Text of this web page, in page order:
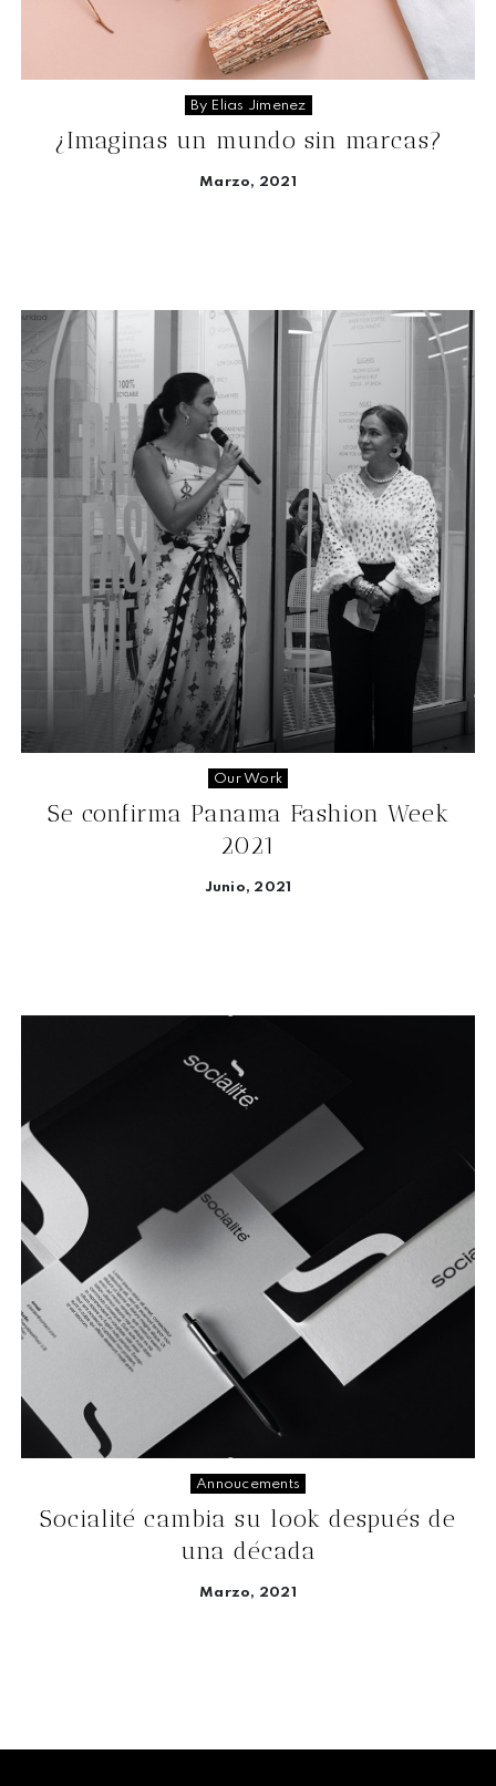
By Elias Jimenez
¿Imaginas un mundo sin marcas?
Marzo, 2021
Our Work
Se confirma Panama Fashion Week
2021
Junio, 2021
Annoucements
Socialité cambia su look después de
una década
Marzo, 2021